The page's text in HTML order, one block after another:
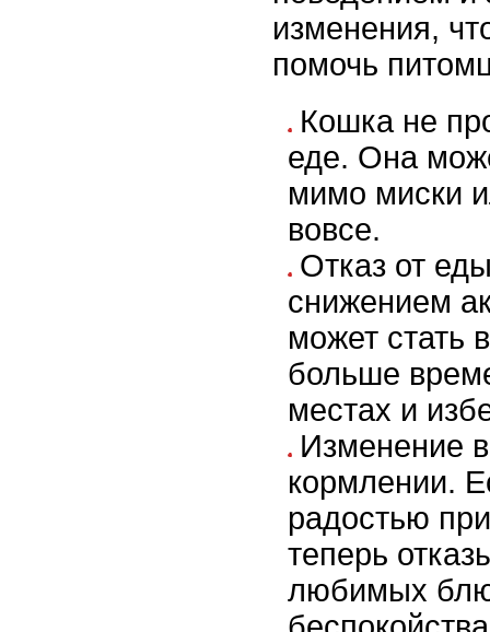
изменения,
помочь
Кошка не
еде. Она
мимо миски
вовсе.
Отказ от
снижением
может стать
больше
местах и
Изменение
кормлении.
радостью
теперь
любимых